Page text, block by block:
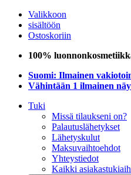
Valikkoon
sisältöön
Ostoskoriin
100%
Suomi: Ilmainen
Vähintään 1 ilmainen
Tuki
Missä tilaukseni on?
Palautuslähetykset
Lähetyskulut
Maksuvaihtoehdot
Yhteystiedot
Kaikki